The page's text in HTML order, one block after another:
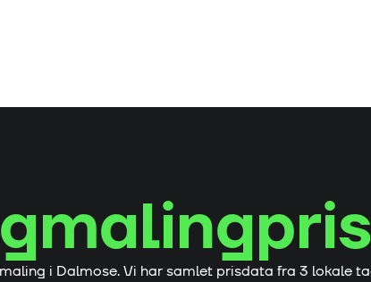
i Dalmose. Vi har samlet prisdata fra 3 lokale